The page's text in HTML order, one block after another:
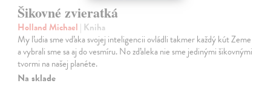
Šikovné zvieratká
Holland Michael | Kniha
My ľudia sme vďaka svojej inteligencii ovládli takmer každý kút Zeme
a vybrali sme sa aj do vesmíru. No zďaleka nie sme jedinými šikovnými
tvormi na našej planéte.
Na sklade